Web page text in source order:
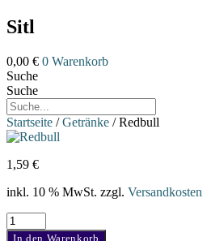
Sitl
0,00 € 0 Warenkorb
Suche
Suche
Startseite /Getränke / Redbull
1,59 €
inkl. 10 % MwSt. zzgl. Versandkosten
Redbull
Menge
In den Warenkorb